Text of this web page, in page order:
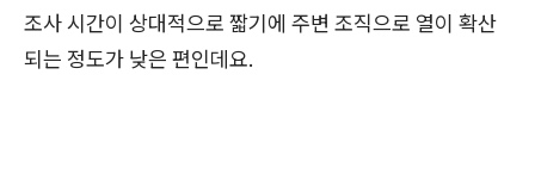
조사 시간이 상대적으로 짧기에 주변 조직으로 열이 확산
되는 정도가 낮은 편인데요.